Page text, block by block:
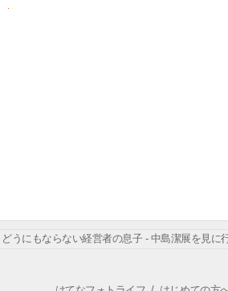
どうにもならない経営者の息子 - 中島潔展を見に